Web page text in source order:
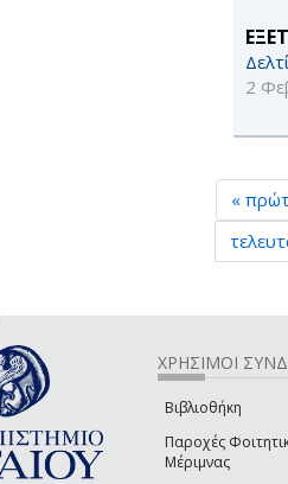
2
«
ΧΡΗΣΙΜΟΙ
Βιβλιοθήκη
Παροχές
Μέριμνας